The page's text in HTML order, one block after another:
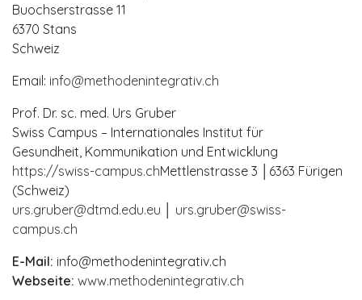
Buochserstrasse 11
6370 Stans
Schweiz
Email: info@methodenintegrativ.ch
Prof. Dr. sc. med. Urs Gruber
Swiss Campus – Internationales Institut für
Gesundheit, Kommunikation und Entwicklung
https://swiss-campus.chMettlenstrasse 3 │6363 Fürigen
(Schweiz)
urs.gruber@dtmd.edu.eu
urs.gruber@swiss-
campus.ch
E-Mail: info@methodenintegrativ.ch
Webseite: www.methodenintegrativ.ch